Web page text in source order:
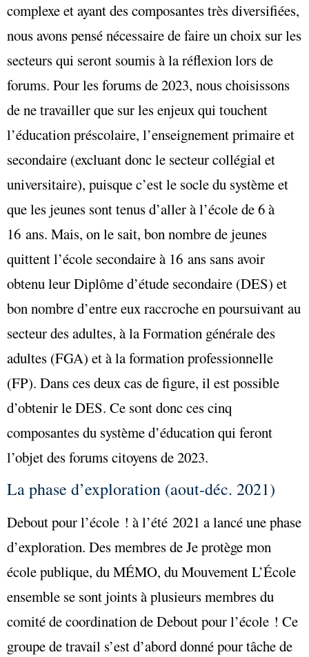
complexe et ayant des composantes très diversifiées,
nous avons pensé nécessaire de faire un choix sur les
secteurs qui seront soumis à la réflexion lors de
forums. Pour les forums de 2023, nous choisissons
de ne travailler que sur les enjeux qui touchent
l’éducation préscolaire, l’enseignement primaire et
secondaire (excluant donc le secteur collégial et
universitaire), puisque c’est le socle du système et
que les jeunes sont tenus d’aller à l’école de 6 à
16 ans. Mais, on le sait, bon nombre de jeunes
quittent l’école secondaire à 16 ans sans avoir
obtenu leur Diplôme d’étude secondaire (DES) et
bon nombre d’entre eux raccroche en poursuivant au
secteur des adultes, à la Formation générale des
adultes (FGA) et à la formation professionnelle
(FP). Dans ces deux cas de figure, il est possible
d’obtenir le DES. Ce sont donc ces cinq
composantes du système d’éducation qui feront
l’objet des forums citoyens de 2023.
La phase d’exploration (aout-déc. 2021)
Debout pour l’école ! à l’été 2021 a lancé une phase
d’exploration. Des membres de Je protège mon
école publique, du MÉMO, du Mouvement L’École
ensemble se sont joints à plusieurs membres du
comité de coordination de Debout pour l’école ! Ce
groupe de travail s’est d’abord donné pour tâche de